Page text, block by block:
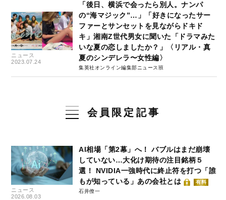
ニュース
2023.07.24
「後日、横浜で会ったら別人。ナンパ
の“海マジック”…」「好きになったサー
ファーとサンセットを見ながらドキド
キ」湘南Z世代男女に聞いた「ドラマみた
いな夏の恋しましたか？」〈リアル・真
夏のシンデレラ〜女性編〉
集英社オンライン編集部ニュース班
会員限定記事
ニュース
2026.08.03
AI相場「第2幕」へ！ バブルはまだ崩壊
していない…大化け期待の注目銘柄５
選！ NVIDIA一強時代に終止符を打つ「誰
もが知っている」あの会社とは
有料
石井僚一